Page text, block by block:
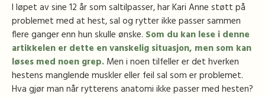
I løpet av sine 12 år som saltilpasser, har Kari Anne støtt på
problemet med at hest, sal og rytter ikke passer sammen
flere ganger enn hun skulle ønske. Som du kan lese i denne
artikkelen er dette en vanskelig situasjon, men som kan
løses med noen grep. Men i noen tilfeller er det hverken
hestens manglende muskler eller feil sal som er problemet.
Hva gjør man når rytterens anatomi ikke passer med hesten?